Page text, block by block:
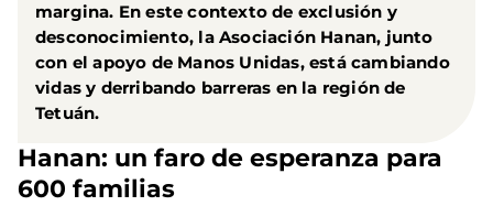
margina. En este contexto de exclusión y
desconocimiento, la Asociación Hanan, junto
con el apoyo de Manos Unidas, está cambiando
vidas y derribando barreras en la región de
Tetuán.
Hanan: un faro de esperanza para
600 familias